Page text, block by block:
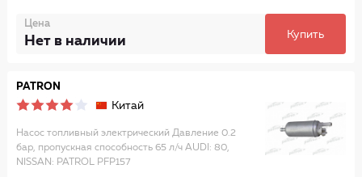
Цена
Нет в наличии Купить
PATRON
Китай
Насос топливный электрический Давление 0.2
бар, пропускная способность 65 л/ч AUDI: 80,
NISSAN: PATROL PFP157